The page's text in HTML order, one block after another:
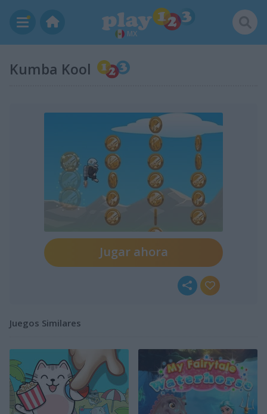
MX
Kumba Kool
Jugar ahora
Juegos Similares